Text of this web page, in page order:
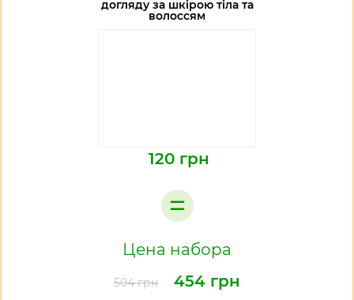
догляду за шкірою тіла та
волоссям
120 грн
=
Цена набора
504 грн 454 грн